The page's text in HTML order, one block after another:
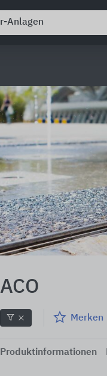
ACO
Merken
Produktinformationen